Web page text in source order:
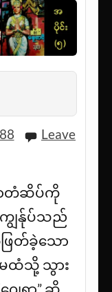
Leave
ရာတံဆိပ်ကို
ကျွန်ုပ်သည်
ြတ်ခဲ့သော
ထံသို့ သွား